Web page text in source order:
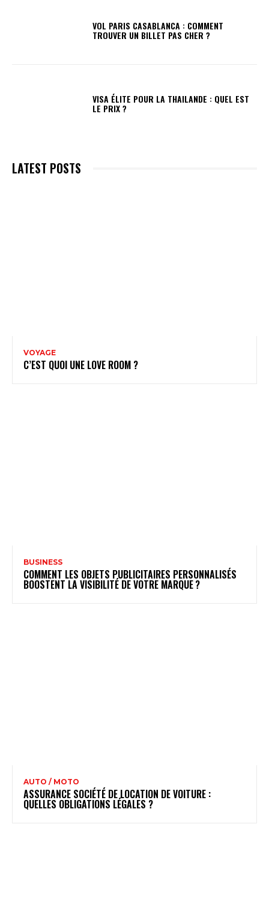
VOL PARIS CASABLANCA : COMMENT
TROUVER UN BILLET PAS CHER ?
VISA ÉLITE POUR LA THAILANDE : QUEL EST
LE PRIX ?
LATEST POSTS
VOYAGE
C’EST QUOI UNE LOVE ROOM ?
BUSINESS
COMMENT LES OBJETS PUBLICITAIRES PERSONNALISÉS
BOOSTENT LA VISIBILITÉ DE VOTRE MARQUE ?
AUTO / MOTO
ASSURANCE SOCIÉTÉ DE LOCATION DE VOITURE :
QUELLES OBLIGATIONS LÉGALES ?